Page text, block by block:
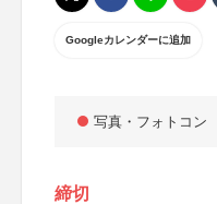
Googleカレンダーに追加
写真・フォトコン
締切